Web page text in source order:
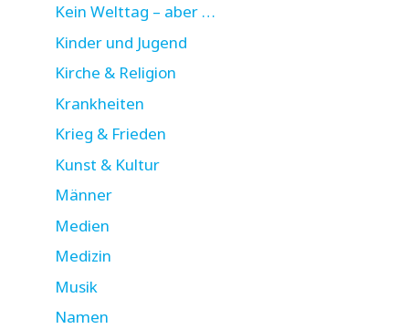
Kein Welttag – aber …
Kinder und Jugend
Kirche & Religion
Krankheiten
Krieg & Frieden
Kunst & Kultur
Männer
Medien
Medizin
Musik
Namen